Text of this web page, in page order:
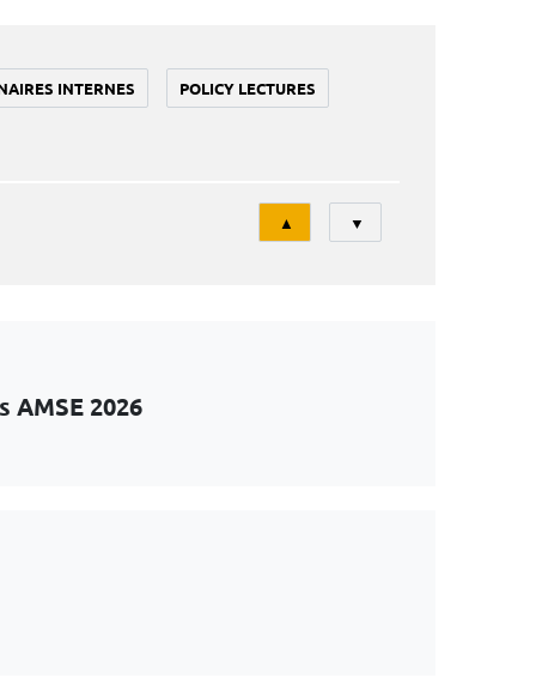
INTERNES POLICY LECTURES
Tri
▲ ▼
2026